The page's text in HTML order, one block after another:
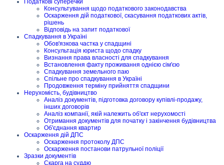
Податкові суперечки
Консультування щодо податкового законодавства
Оскарження дій податкової, скасування податкових актів,
рішень
Відповідь на запит податкової
Спадкування в Україні
Обов'язкова частка у спадщині
Консультація юриста щодо спадку
Визнання права власності для спадкування
Встановлення факту проживання однією сім'єю
Спадкування земельного паю
Спільне про спадкування в Україні
Продовження терміну прийняття спадщини
Нерухомість, будівництво
Аналіз документів, підготовка договору купівлі-продажу,
інших договорів
Аналіз компанії, якій належить об'єкт нерухомості
Отримання документів для початку і закінчення будівництва
Об'єднання квартир
Оскарження дій ДПС
Оскарження протоколу ДПС
Оскарження постанови патрульної поліції
Зразки документів
Скарга на суддю